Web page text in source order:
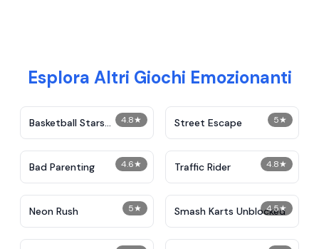
Esplora Altri Giochi Emozionanti
4.8★
Basketball Stars
Unblocked
5★
Street Escape
4.6★
Bad Parenting 4.8★
Traffic Rider
5★
Neon Rush 4.5★
Smash Karts Unblocked